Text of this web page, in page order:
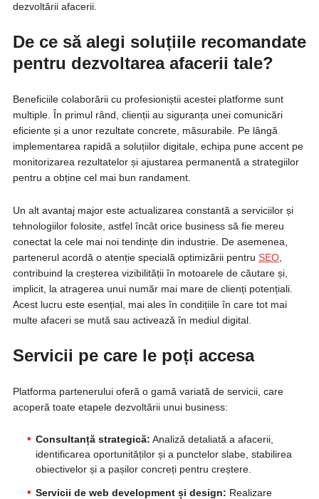
dezvoltării afacerii.
De ce să alegi soluțiile recomandate
pentru dezvoltarea afacerii tale?
Beneficiile colaborării cu profesioniștii acestei platforme sunt
multiple. În primul rând, clienții au siguranța unei comunicări
eficiente și a unor rezultate concrete, măsurabile. Pe lângă
implementarea rapidă a soluțiilor digitale, echipa pune accent pe
monitorizarea rezultatelor și ajustarea permanentă a strategiilor
pentru a obține cel mai bun randament.
Un alt avantaj major este actualizarea constantă a serviciilor și
tehnologiilor folosite, astfel încât orice business să fie mereu
conectat la cele mai noi tendințe din industrie. De asemenea,
partenerul acordă o atenție specială optimizării pentru SEO,
contribuind la creșterea vizibilității în motoarele de căutare și,
implicit, la atragerea unui număr mai mare de clienți potențiali.
Acest lucru este esențial, mai ales în condițiile în care tot mai
multe afaceri se mută sau activează în mediul digital.
Servicii pe care le poți accesa
Platforma partenerului oferă o gamă variată de servicii, care
acoperă toate etapele dezvoltării unui business:
Consultanță strategică: Analiză detaliată a afacerii,
identificarea oportunităților și a punctelor slabe, stabilirea
obiectivelor și a pașilor concreți pentru creștere.
Servicii de web development și design: Realizare